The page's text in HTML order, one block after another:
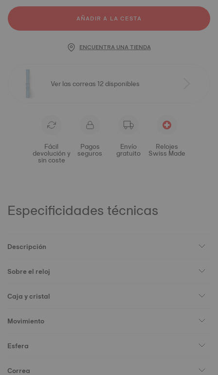
AÑADIR A LA CESTA
ENCUENTRA UNA TIENDA
Ver las correas 12 disponibles
Fácil
devolución y
sin coste
Pagos
seguros
Envío
gratuito
Relojes
Swiss Made
Especificidades técnicas
Descripción
Sobre el reloj
Caja y cristal
Movimiento
Esfera
Correa